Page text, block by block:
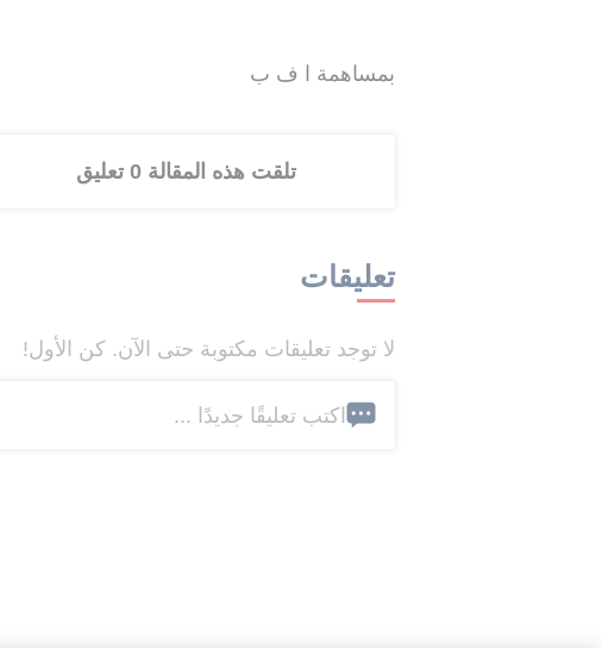
بمساهمة ا ف ب
تلقت هذه المقالة 0 تعليق
تعليقات
لا توجد تعليقات مكتوبة حتى الآن. كن الأول!
اكتب تعليقًا جديدًا ...